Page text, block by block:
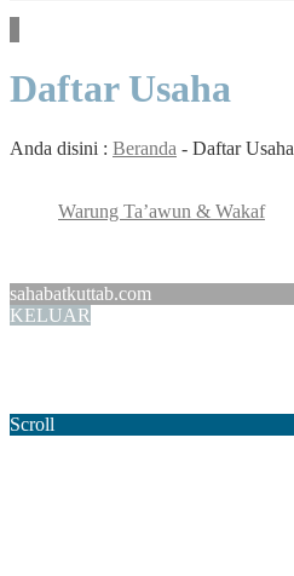
Daftar Usaha
Anda disini : Beranda - Daftar Usaha
Warung Ta’awun & Wakaf
sahabatkuttab.com
KELUAR
Scroll